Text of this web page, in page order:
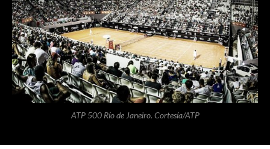
ATP 500 Río de Janeiro. Cortesía/ATP